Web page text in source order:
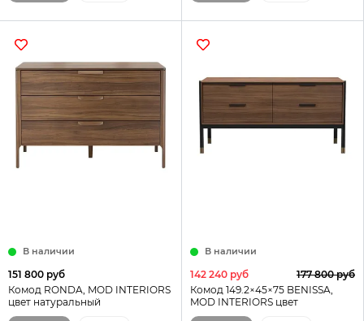
В наличии
151 800 руб
Комод RONDA, MOD INTERIORS
цвет натуральный
В наличии
142 240 руб
177 800 руб
Комод 149.2×45×75 BENISSA,
MOD INTERIORS цвет
натуральный